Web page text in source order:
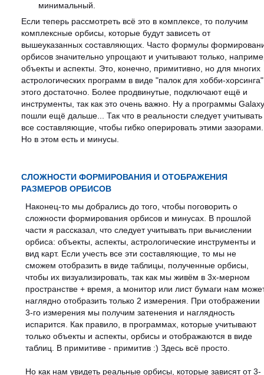
минимальный.
Если теперь рассмотреть всё это в комплексе, то получим
комплексные орбисы, которые будут зависеть от
вышеуказанных составляющих. Часто формулы
орбисов значительно упрощают и учитывают только,
объекты и аспекты. Это, конечно, примитивно, но для многих
астрологических программ в виде "палок для хобби-
этого достаточно. Более продвинутые, подключают ещё и
инструменты, так как это очень важно. Ну а программы Galaxy
пошли ещё дальше... Так что в реальности следует учитывать
все составляющие, чтобы гибко оперировать этими зазорами.
Но в этом есть и минусы.
СЛОЖНОСТИ ФОРМИРОВАНИЯ И ОТОБРАЖЕНИЯ
РАЗМЕРОВ ОРБИСОВ
Наконец-то мы добрались до того, чтобы поговорить о
сложности формирования орбисов и минусах. В прошлой
части я рассказал, что следует учитывать при вычислении
орбиса: объекты, аспекты, астрологические инструменты и
вид карт. Если учесть все эти составляющие, то мы не
сможем отобразить в виде таблицы, полученные орбисы,
чтобы их визуализировать, так как мы живём в 3х-мерном
пространстве + время, а монитор или лист бумаги нам
наглядно отобразить только 2 измерения. При отображении
3-го измерения мы получим затенения и наглядность
испарится. Как правило, в программах, которые учитывают
только объекты и аспекты, орбисы и отображаются в виде
таблиц. В примитиве - примитив :) Здесь всё просто.
Но как нам увидеть реальные орбисы, которые зависят от 3-